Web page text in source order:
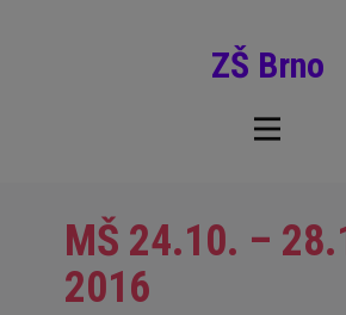
ZŠ Brno
MŠ 24.10. –
2016